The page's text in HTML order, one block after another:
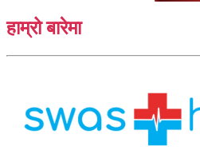
हाम्रो बारेमा